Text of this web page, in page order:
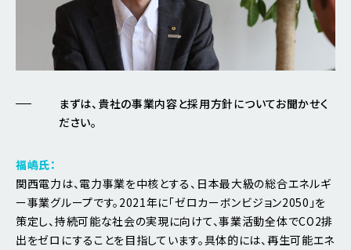
まずは、貴社の事業内容と採用方針についてお聞かせく
ださい。
福嶋氏：
関西電力は、電力事業を中核とする、日本最大級の総合エネルギ
ー事業グループです。2021年に「ゼロカーボンビジョン2050」を
策定し、持続可能な社会の実現に向けて、事業活動全体でCO2排
出をゼロにすることを目指しています。具体的には、再生可能エネ